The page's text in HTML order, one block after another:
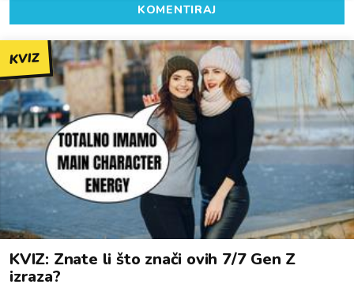
KOMENTIRAJ
KVIZ
KVIZ: Znate li što znači ovih 7/7 Gen Z
izraza?